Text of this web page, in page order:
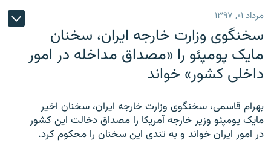
مرداد ۰۱, ۱۳۹۷
سخنگوی وزارت خارجه ایران، سخنان
مایک پومپئو را «مصداق مداخله در امور
داخلی کشور» خواند
بهرام قاسمی، سخنگوی وزارت خارجه ایران، سخنان اخیر
مایک پومپئو وزیر خارجه آمریکا را مصداق دخالت این کشور
در امور ایران خواند و به تندی این سخنان را محکوم کرد.